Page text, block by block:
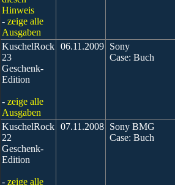
Hinweis
- zeige alle
Ausgaben
KuschelRock
23
Geschenk-
Edition
- zeige alle
Ausgaben
06.11.2009 Sony
Case: Buch
KuschelRock
22
Geschenk-
Edition
- zeige alle
07.11.2008 Sony BMG
Case: Buch